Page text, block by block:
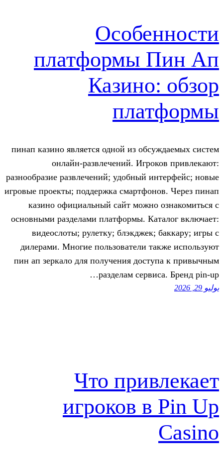
платформы
пинап казино является одной из
онлайн-развлечений.
разнообразие развлечений; удобный
игровые проекты; поддержка
казино официальный сайт можно
основными разделами платформы.
видеослоты; рулетку;
дилерами. Многие пользователи
пин ап зеркало для получения
разделам
Что
игроков